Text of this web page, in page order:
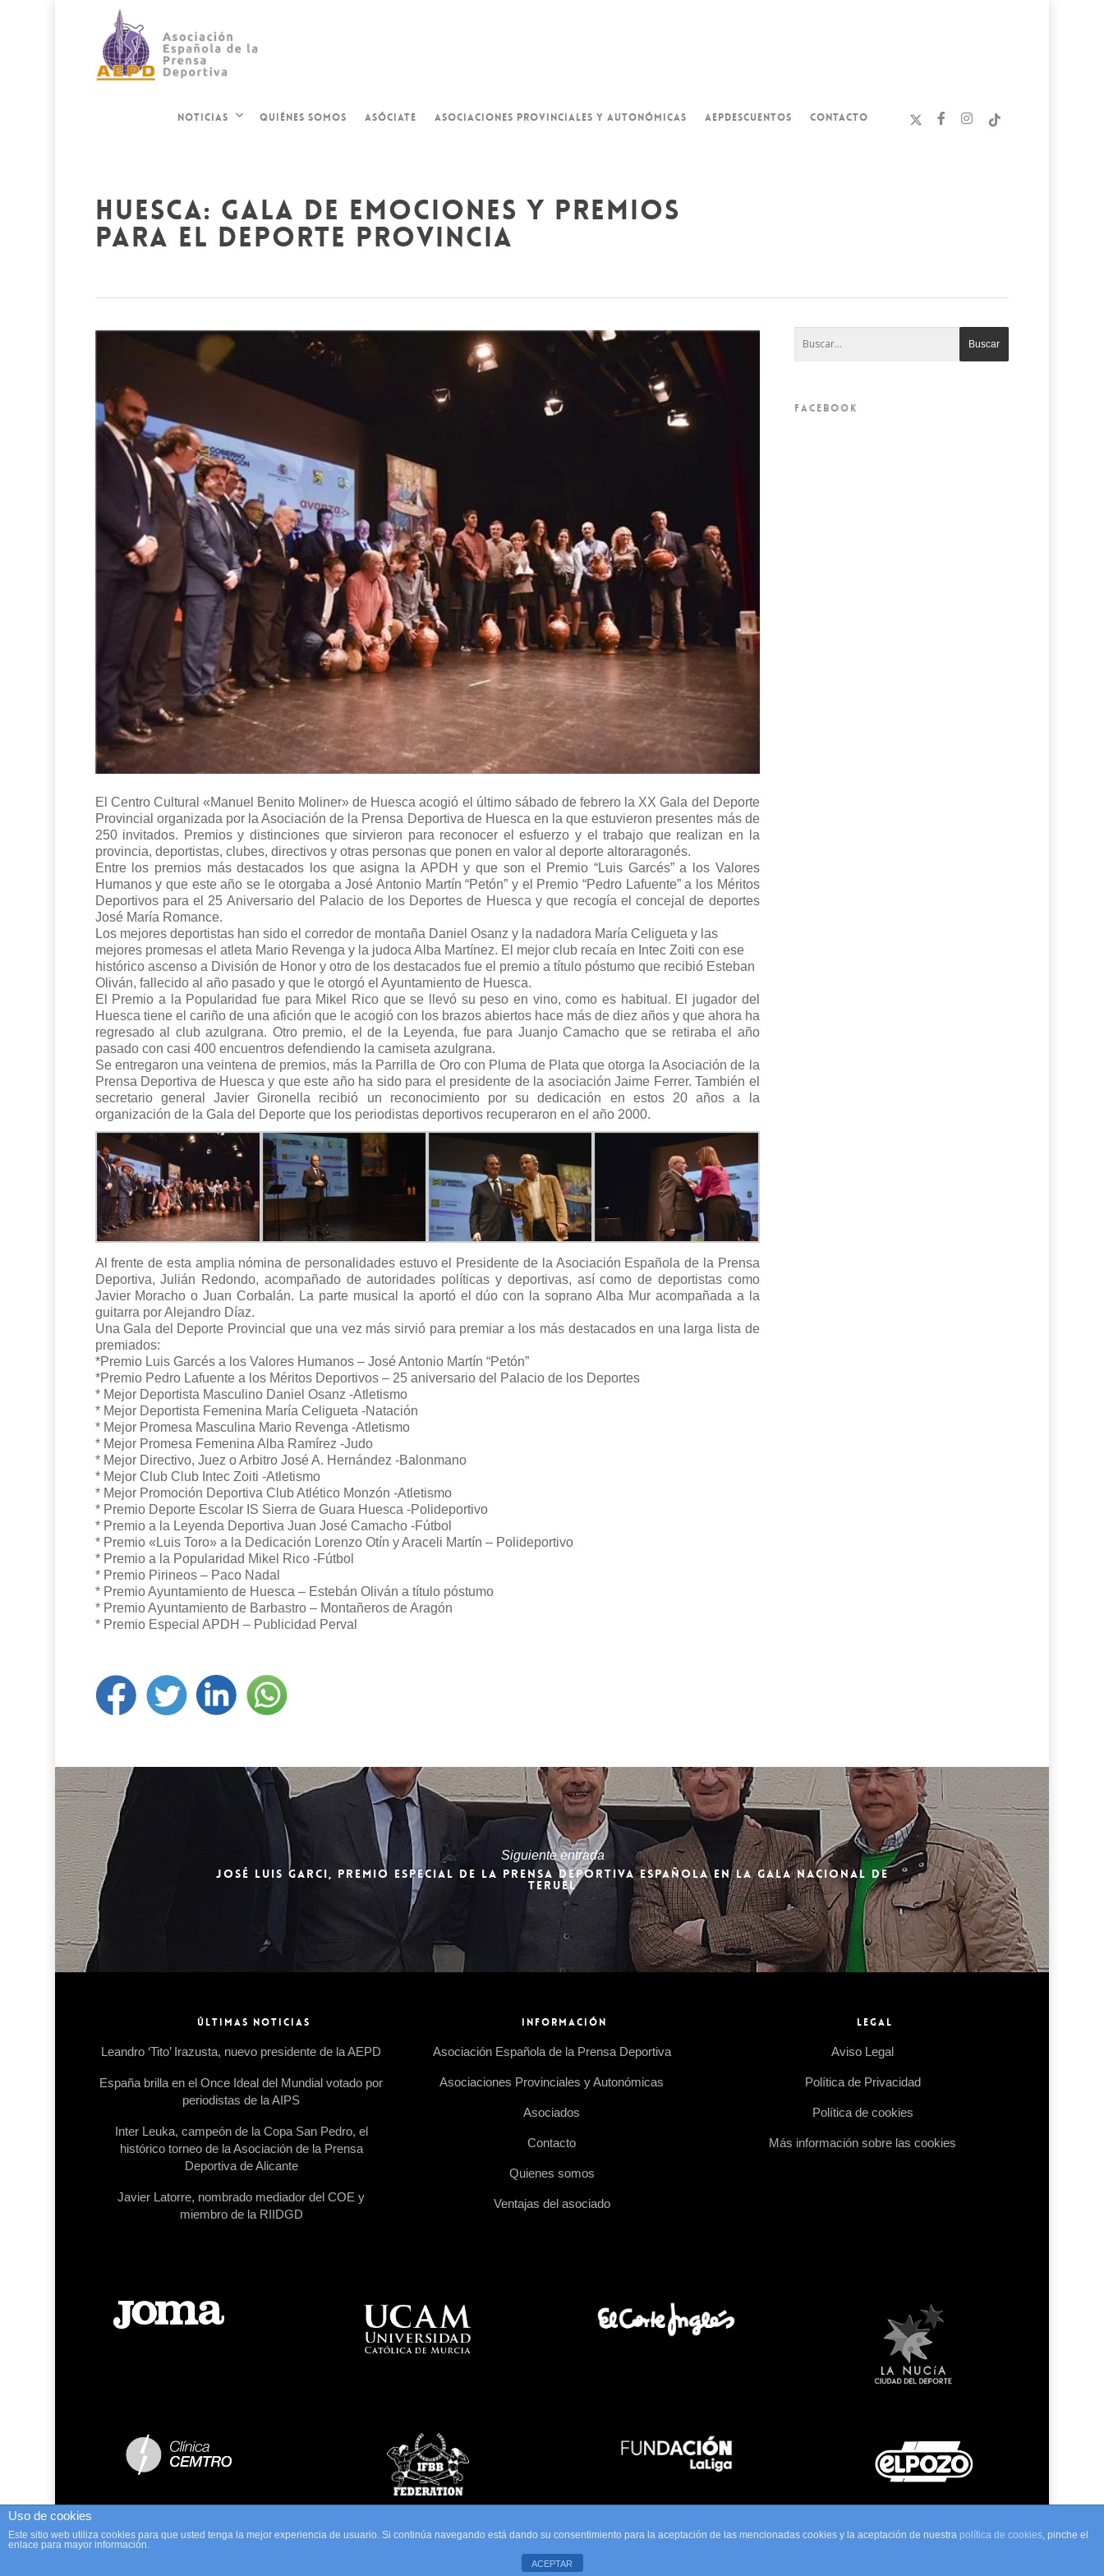
NOTICIAS QUIÉNES SOMOS ASÓCIATE ASOCIACIONES PROVINCIALES Y AUTONÓMICAS AEPDESCUENTOS CONTACTO
huesca: gala de emociones y premios
para el deporte provincia
El Centro Cultural «Manuel Benito Moliner» de Huesca acogió el último sábado de febrero la XX Gala del Deporte
Provincial organizada por la Asociación de la Prensa Deportiva de Huesca en la que estuvieron presentes más de
250 invitados. Premios y distinciones que sirvieron para reconocer el esfuerzo y el trabajo que realizan en la
provincia, deportistas, clubes, directivos y otras personas que ponen en valor al deporte altoraragonés.
Entre los premios más destacados los que asigna la APDH y que son el Premio “Luis Garcés” a los Valores
Humanos y que este año se le otorgaba a José Antonio Martín “Petón” y el Premio “Pedro Lafuente” a los Méritos
Deportivos para el 25 Aniversario del Palacio de los Deportes de Huesca y que recogía el concejal de deportes
José María Romance.
Los mejores deportistas han sido el corredor de montaña Daniel Osanz y la nadadora María Celigueta y las
mejores promesas el atleta Mario Revenga y la judoca Alba Martínez. El mejor club recaía en Intec Zoiti con ese
histórico ascenso a División de Honor y otro de los destacados fue el premio a título póstumo que recibió Esteban
Oliván, fallecido al año pasado y que le otorgó el Ayuntamiento de Huesca.
El Premio a la Popularidad fue para Mikel Rico que se llevó su peso en vino, como es habitual. El jugador del
Huesca tiene el cariño de una afición que le acogió con los brazos abiertos hace más de diez años y que ahora ha
regresado al club azulgrana. Otro premio, el de la Leyenda, fue para Juanjo Camacho que se retiraba el año
pasado con casi 400 encuentros defendiendo la camiseta azulgrana.
Se entregaron una veintena de premios, más la Parrilla de Oro con Pluma de Plata que otorga la Asociación de la
Prensa Deportiva de Huesca y que este año ha sido para el presidente de la asociación Jaime Ferrer. También el
secretario general Javier Gironella recibió un reconocimiento por su dedicación en estos 20 años a la
organización de la Gala del Deporte que los periodistas deportivos recuperaron en el año 2000.
Al frente de esta amplia nómina de personalidades estuvo el Presidente de la Asociación Española de la Prensa
Deportiva, Julián Redondo, acompañado de autoridades políticas y deportivas, así como de deportistas como
Javier Moracho o Juan Corbalán. La parte musical la aportó el dúo con la soprano Alba Mur acompañada a la
guitarra por Alejandro Díaz.
Una Gala del Deporte Provincial que una vez más sirvió para premiar a los más destacados en una larga lista de
premiados:
*Premio Luis Garcés a los Valores Humanos – José Antonio Martín “Petón”
*Premio Pedro Lafuente a los Méritos Deportivos – 25 aniversario del Palacio de los Deportes
* Mejor Deportista Masculino Daniel Osanz -Atletismo
* Mejor Deportista Femenina María Celigueta -Natación
* Mejor Promesa Masculina Mario Revenga -Atletismo
* Mejor Promesa Femenina Alba Ramírez -Judo
* Mejor Directivo, Juez o Arbitro José A. Hernández -Balonmano
* Mejor Club Club Intec Zoiti -Atletismo
* Mejor Promoción Deportiva Club Atlético Monzón -Atletismo
* Premio Deporte Escolar IS Sierra de Guara Huesca -Polideportivo
* Premio a la Leyenda Deportiva Juan José Camacho -Fútbol
* Premio «Luis Toro» a la Dedicación Lorenzo Otín y Araceli Martín – Polideportivo
* Premio a la Popularidad Mikel Rico -Fútbol
* Premio Pirineos – Paco Nadal
* Premio Ayuntamiento de Huesca – Estebán Oliván a título póstumo
* Premio Ayuntamiento de Barbastro – Montañeros de Aragón
* Premio Especial APDH – Publicidad Perval
FACEBOOK
Siguiente entrada
JOSÉ LUIS GARCI, PREMIO ESPECIAL DE LA PRENSA DEPORTIVA ESPAÑOLA EN LA GALA NACIONAL DE
TERUEL
ÚLTIMAS NOTICIAS
Leandro ‘Tito’ Irazusta, nuevo presidente de la AEPD
España brilla en el Once Ideal del Mundial votado por
periodistas de la AIPS
Inter Leuka, campeón de la Copa San Pedro, el
histórico torneo de la Asociación de la Prensa
Deportiva de Alicante
Javier Latorre, nombrado mediador del COE y
miembro de la RIIDGD
INFORMACIÓN
Asociación Española de la Prensa Deportiva
Asociaciones Provinciales y Autonómicas
Asociados
Contacto
Quienes somos
Ventajas del asociado
LEGAL
Aviso Legal
Política de Privacidad
Política de cookies
Más información sobre las cookies
© 2026 Asociación Española de Prensa Deportiva - AEPDE. Todos los Derechos Reservados. Mantenimiento Web por
Uso de cookies
Este sitio web utiliza cookies para que usted tenga la mejor experiencia de usuario. Si continúa navegando está dando su consentimiento para la aceptación de las mencionadas cookies y la aceptación de nuestra política de cookies, pinche el
enlace para mayor información.
ACEPTAR